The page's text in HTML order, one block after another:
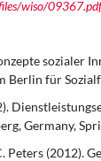
wiso/09367.pdf
sozialer
Berlin für
Germany,
Peters (2012).